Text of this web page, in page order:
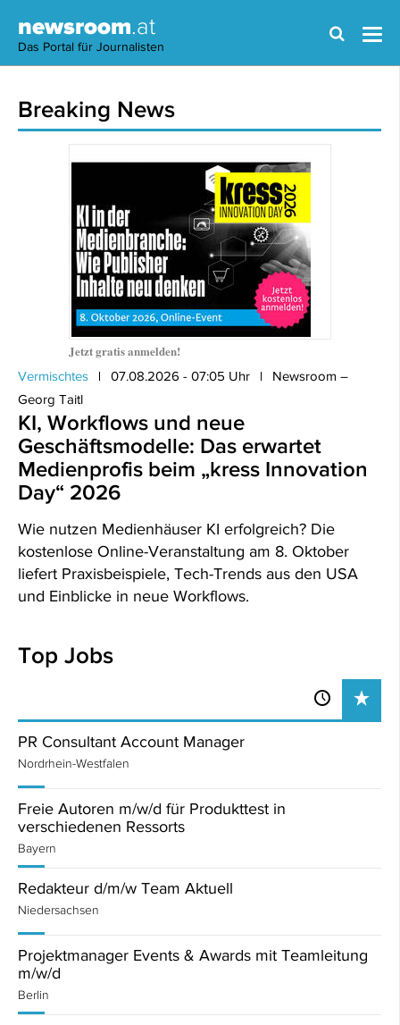
newsroom.at
Das Portal für Journalisten
Breaking News
Jetzt gratis anmelden!
Vermischtes 07.08.2026 - 07:05 Uhr
Newsroom –
Georg Taitl
KI, Workflows und neue
Geschäftsmodelle: Das erwartet
Medienprofis beim „kress Innovation
Day“ 2026
Wie nutzen Medienhäuser KI erfolgreich? Die
kostenlose Online-Veranstaltung am 8. Oktober
liefert Praxisbeispiele, Tech-Trends aus den USA
und Einblicke in neue Workflows.
Top Jobs
PR Consultant Account Manager
Nordrhein-Westfalen
Freie Autoren m/w/d für Produkttest in
verschiedenen Ressorts
Bayern
Redakteur d/m/w Team Aktuell
Niedersachsen
Projektmanager Events & Awards mit Teamleitung
m/w/d
Berlin